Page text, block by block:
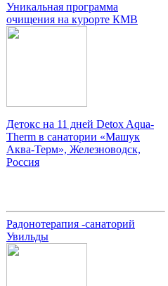
Уникальная программа
очищения на курорте КМВ
Детокс на 11 дней Detox Aqua-
Therm в санатории «Машук
Аква-Терм», Железноводск,
Россия
Радонотерапия -санаторий
Увильды